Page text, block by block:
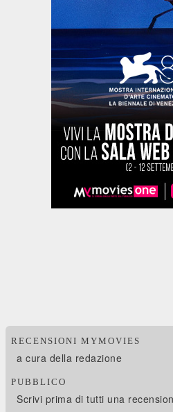
RECENSIONI MYMOVIES
a cura della redazione
PUBBLICO
Scrivi prima di tutti una